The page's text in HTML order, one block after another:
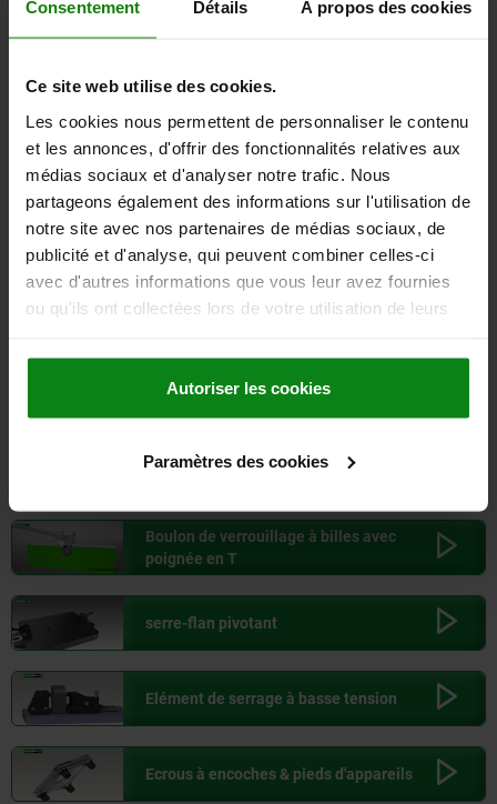
Consentement Détails À propos des cookies
Ce site web utilise des cookies.
Les cookies nous permettent de personnaliser le contenu
et les annonces, d'offrir des fonctionnalités relatives aux
médias sociaux et d'analyser notre trafic. Nous
partageons également des informations sur l'utilisation de
notre site avec nos partenaires de médias sociaux, de
publicité et d'analyse, qui peuvent combiner celles-ci
avec d'autres informations que vous leur avez fournies
ou qu'ils ont collectées lors de votre utilisation de leurs
Autoriser les cookies
Paramètres des cookies
> 50 KG 49,92
> 75
> 100 KG 81,00
> 125
> 150 KG 110,04
Articulations axiales réglables pour
Broches de pression
Articulation à fourche et rotule avec
roulement à billes
Amortisseurs industriels réglables
Vis à billes
Boulon de verrouillage à billes
Boulon de verrouillage à billes avec
poignée en T
serre-flan pivotant
Elément de serrage à basse tension
Ecrous à encoches & pieds d'appareils